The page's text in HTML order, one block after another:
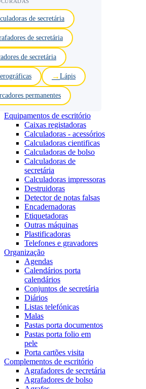
de secretária
de secretária
de secretária
Lápis
permanentes
Equipamentos de escritório
Caixas registadoras
Calculadoras - acessórios
Calculadoras cientificas
Calculadoras de bolso
Calculadoras de
secretária
Calculadoras impressoras
Destruidoras
Detector de notas falsas
Encadernadoras
Etiquetadoras
Outras máquinas
Plastificadoras
Telefones e gravadores
Organização
Agendas
Calendários porta
calendários
Conjuntos de secretária
Diários
Listas telefónicas
Malas
Pastas porta documentos
Pastas porta folio em
pele
Porta cartões visita
Complementos de escritório
Agrafadores de secretária
Agrafadores de bolso